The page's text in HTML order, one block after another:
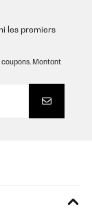
les premiers
coupons. Montant